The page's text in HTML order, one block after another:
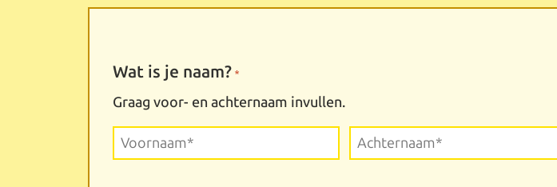
Wat is je naam? *
Graag voor- en achternaam invullen.